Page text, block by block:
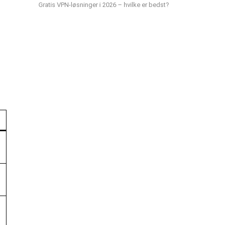
Gratis VPN-løsninger i 2026 – hvilke er bedst?